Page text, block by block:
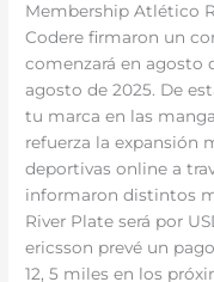
Membership Atlético
Codere firmaron un
comenzará en agosto
agosto de 2025. De
tu marca en las
refuerza la expansión
deportivas online a
informaron distintos
River Plate será por
ericsson prevé un
12, 5 miles en los